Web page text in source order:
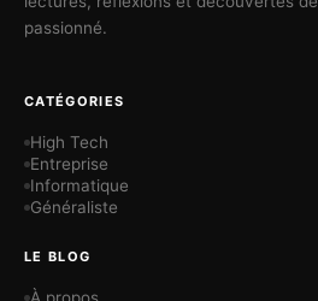
passionné.
CATÉGORIES
High Tech
Entreprise
Informatique
Généraliste
LE BLOG